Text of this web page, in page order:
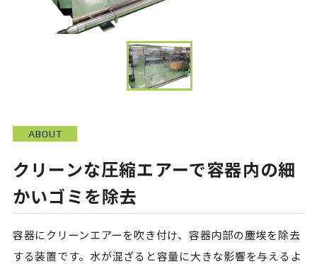
ABOUT
クリーンな圧縮エアーで容器内の細
かいゴミを除去
容器にクリーンエアーを吹き付け、容器内部の塵埃を除去
する装置です。水が混ざると容量に大きな影響を与えるよ